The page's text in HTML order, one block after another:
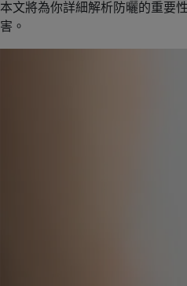
本文將為你詳細解析防曬的重要
害。